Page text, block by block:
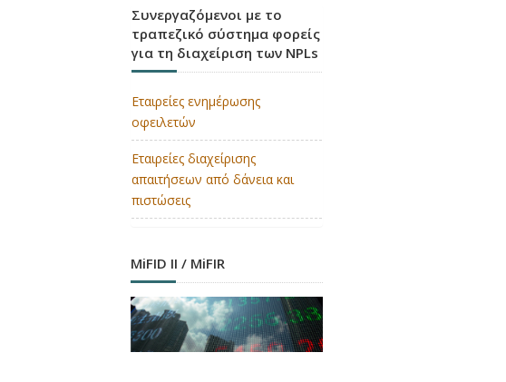
Συνεργαζόμενοι με το
τραπεζικό σύστημα φορείς
για τη διαχείριση των NPLs
Εταιρείες ενημέρωσης
οφειλετών
Εταιρείες διαχείρισης
απαιτήσεων από δάνεια και
πιστώσεις
MiFID II / MiFIR